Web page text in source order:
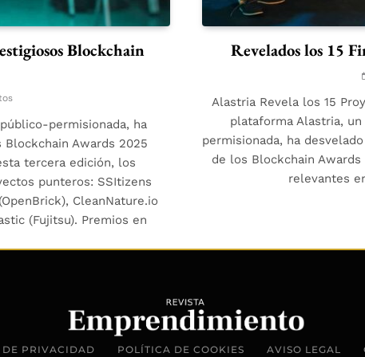
Blockchain
permisionada, ha
Awards 2025
tercera edición, los
punteros: SSItizens
CleanNature.io
(Fujitsu). Premios en
Revelados los 15
Alastria Revela los 15
plataforma Alastria,
permisionada, ha
de los Blockchain
relevantes
DE PRIVACIDAD POLÍTICA DE COOKIES AVISO LEGAL